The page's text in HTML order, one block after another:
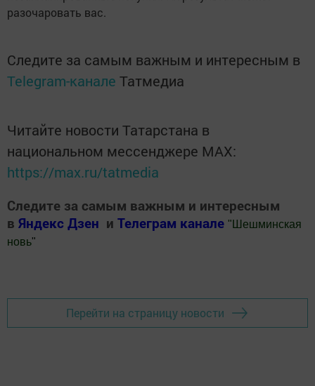
разочаровать вас.
Следите за самым важным и интересным в
Telegram-канале Татмедиа
Читайте новости Татарстана в
национальном мессенджере MАХ:
https://max.ru/tatmedia
Следите за самым важным и интересным
в Яндекс Дзен и Телеграм канале " Шешминская
новь"
Перейти на страницу новости